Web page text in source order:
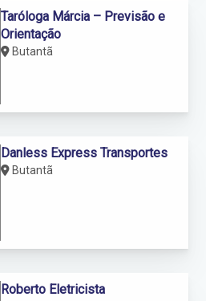
Butantã
Taróloga Márcia – Previsão e
Orientação
Butantã
Danless Express Transportes
Roberto Eletricista